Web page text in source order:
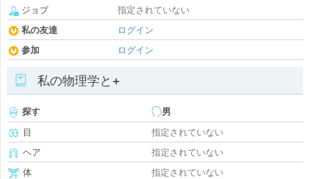
ジョブ
指定されていない
私の友達
ログイン
参加
ログイン
私の物理学と+
探す
男
目
指定されていない
ヘア
指定されていない
体
指定されていない